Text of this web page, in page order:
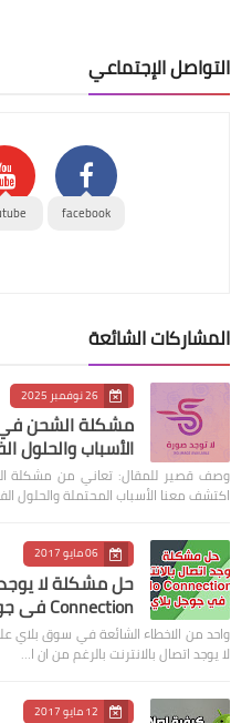
التواصل الإجتماعي
facebook
المشاركات الشائعة
26 نوفمبر 2025
الأسباب والحلول
اكتشف معنا الأسباب المحتملة والحلول
06 مايو 2017
Connection في جوجل بلاي
واحد من الاخطاء الشائعة في سوق بلاي
لا يوجد اتصال بالانترنت بالرغم من ان ا…
12 مايو 2017